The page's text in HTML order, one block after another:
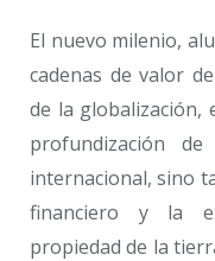
El nuevo milenio,
cadenas de valor
de la globalización,
profundización
internacional, sino
financiero y la
propiedad de la